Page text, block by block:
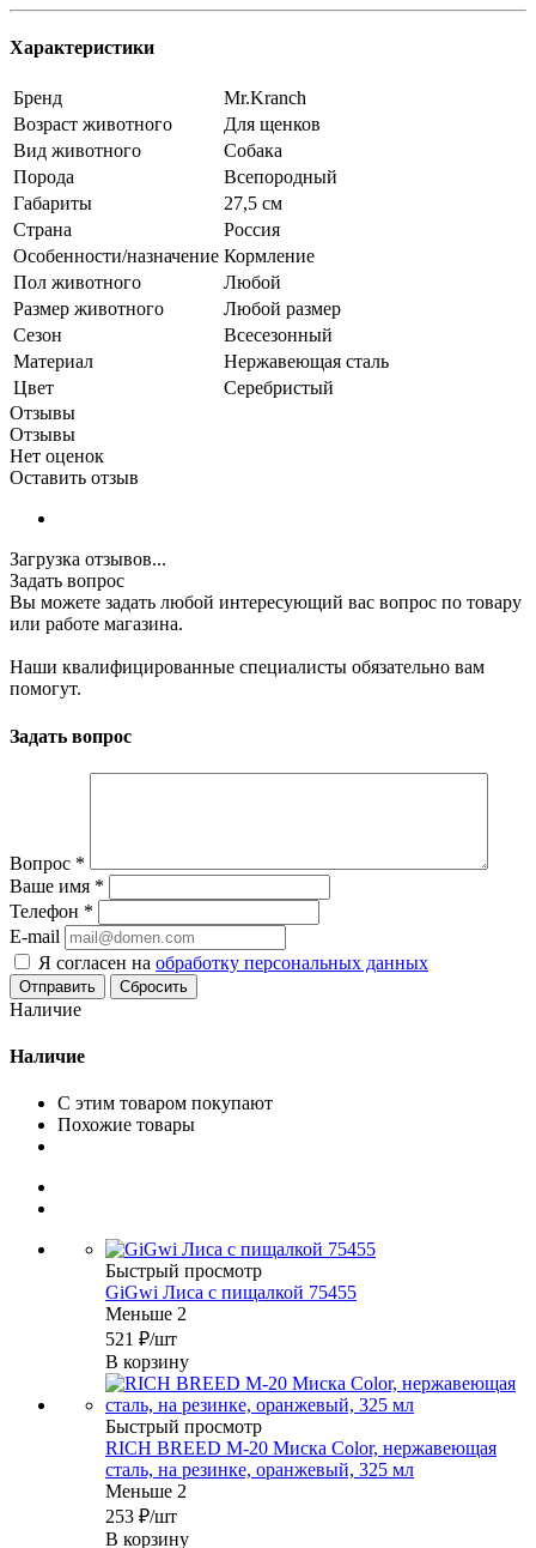
Характеристики
Бренд
Mr.Kranch
Возраст животного
Для щенков
Вид животного
Собака
Порода
Всепородный
Габариты
27,5 см
Страна
Россия
Особенности/назначение Кормление
Пол животного
Любой
Размер животного
Любой размер
Сезон
Всесезонный
Материал
Нержавеющая сталь
Цвет
Серебристый
Отзывы
Отзывы
Нет оценок
Оставить отзыв
Загрузка отзывов...
Задать вопрос
Вы можете задать любой интересующий вас вопрос по товару
или работе магазина.
Наши квалифицированные специалисты обязательно вам
помогут.
Задать вопрос
Вопрос *
Ваше имя *
Телефон *
E-mail
Я согласен на обработку персональных данных
Сбросить
Наличие
Наличие
С этим товаром покупают
Похожие товары
Быстрый просмотр
GiGwi Лиса с пищалкой 75455
Меньше 2
521 ₽/шт
В корзину
Быстрый просмотр
RICH BREED М-20 Миска Color, нержавеющая
сталь, на резинке, оранжевый, 325 мл
Меньше 2
253 ₽/шт
В корзину